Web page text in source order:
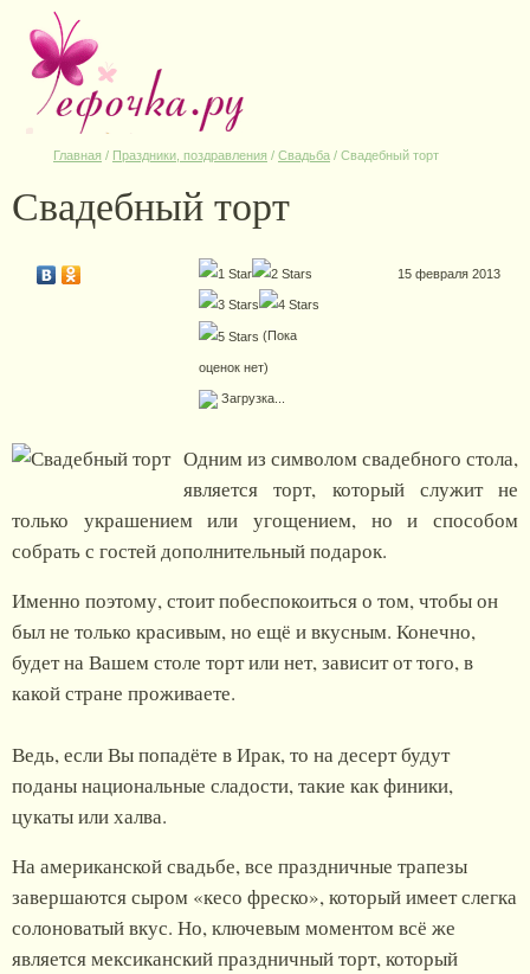
Главная / Праздники, поздравления / Свадьба / Свадебный торт
Свадебный торт
(Пока
оценок нет)
Загрузка...
15 февраля 2013
Одним из символом свадебного стола,
является торт, который служит не
только украшением или угощением, но и способом
собрать с гостей дополнительный подарок.
Именно поэтому, стоит побеспокоиться о том, чтобы он
был не только красивым, но ещё и вкусным. Конечно,
будет на Вашем столе торт или нет, зависит от того, в
какой стране проживаете.
Ведь, если Вы попадёте в Ирак, то на десерт будут
поданы национальные сладости, такие как финики,
цукаты или халва.
На американской свадьбе, все праздничные трапезы
завершаются сыром «кесо фреско», который имеет слегка
солоноватый вкус. Но, ключевым моментом всё же
является мексиканский праздничный торт, который